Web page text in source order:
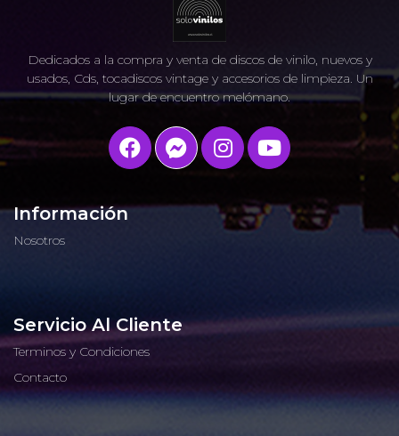
Dedicados a la compra y venta de discos de vinilo, nuevos y
usados, Cds, tocadiscos vintage y accesorios de limpieza. Un
lugar de encuentro melómano.
Información
Nosotros
Servicio Al Cliente
Terminos y Condiciones
Contacto